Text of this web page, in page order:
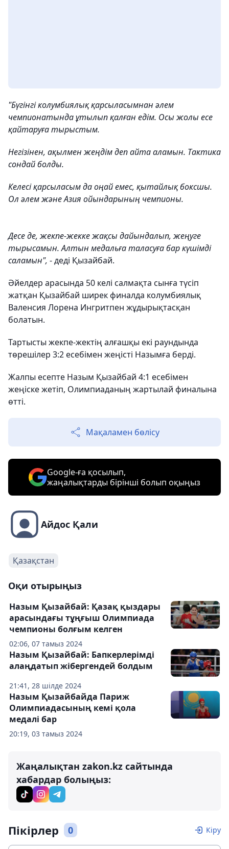
"Бүгінгі колумбиялық қарсыласымнан әлем
чемпионатында ұтылып қалған едім. Осы жолы есе
қайтаруға тырыстым.
Негізінен, ақылмен жеңдім деп айта аламын. Тактика
сондай болды.
Келесі қарсыласым да оңай емес, қытайлық боксшы.
Ол әлем және Азия ойындарының чемпионы.
Десе де, жекпе-жекке жақсы дайындалып, жеңуге
тырысамын. Алтын медальға таласуға бар күшімді
саламын", - деді Қызайбай.
Әйелдер арасында 50 келі салмақта сынға түсіп
жатқан Қызайбай ширек финалда колумбиялық
Валенсия Лорена Ингритпен жұдырықтасқан
болатын.
Тартысты жекпе-жектің алғашқы екі раундында
төрешілер 3:2 есебімен жеңісті Назымға берді.
Жалпы есепте Назым Қызайбай 4:1 есебімен
жеңіске жетіп, Олимпиаданың жартылай финалына
өтті.
Мақаламен бөлісу
Google-ға қосылып,
жаңалықтарды бірінші болып оқыңыз
Айдос Қали
Қазақстан
Оқи отырыңыз
02:06, 07 тамыз 2024
Назым Қызайбай: Қазақ қыздары
арасындағы тұңғыш Олимпиада
чемпионы болғым келген
21:41, 28 шілде 2024
Назым Қызайбай: Бапкерлерімді
алаңдатып жібергендей болдым
20:19, 03 тамыз 2024
Назым Қызайбайда Париж
Олимпиадасының кемі қола
медалі бар
Жаңалықтан zakon.kz сайтында
хабардар болыңыз:
Пікірлер 0 Кіру